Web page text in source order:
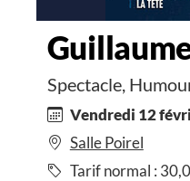
Spectacle,
Vendredi 12
Salle Poirel
Tarif normal :